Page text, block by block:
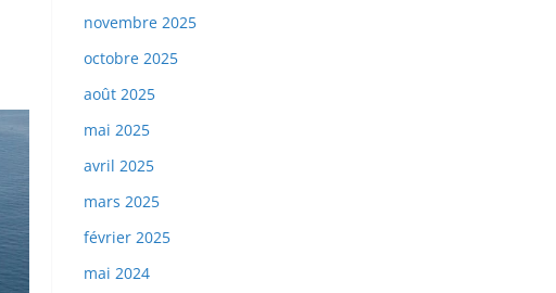
novembre 2025
octobre 2025
août 2025
mai 2025
avril 2025
mars 2025
février 2025
mai 2024